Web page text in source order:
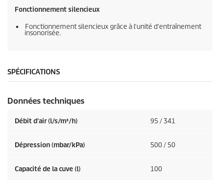
Fonctionnement silencieux
Fonctionnement silencieux grâce à l'unité d'entraînement
insonorisée.
SPÉCIFICATIONS
Données techniques
Débit d'air (l/s/m³/h) 95 / 341
Dépression (mbar/kPa) 500 / 50
Capacité de la cuve (l) 100